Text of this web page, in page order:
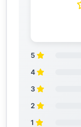
5
4
3
2
1